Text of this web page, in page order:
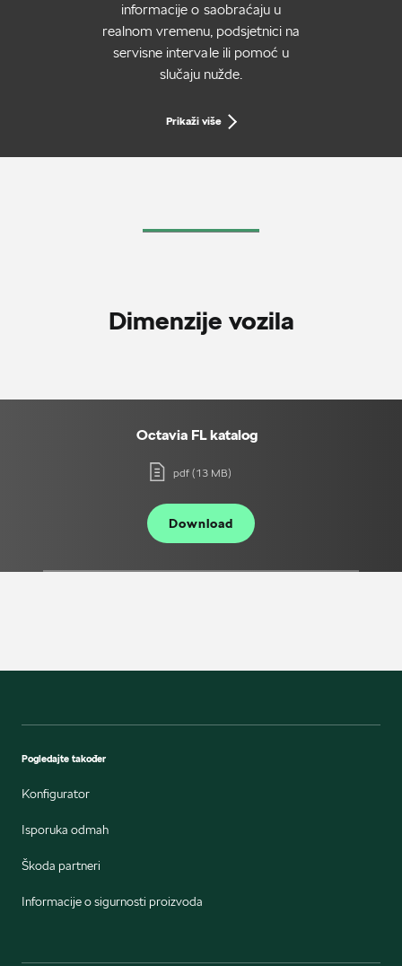
informacije o saobraćaju u
realnom vremenu, podsjetnici na
servisne intervale ili pomoć u
slučaju nužde.
Prikaži više
Dimenzije vozila
Octavia FL katalog
pdf (13 MB)
Download
Pogledajte također
Konfigurator
Isporuka odmah
Škoda partneri
Informacije o sigurnosti proizvoda